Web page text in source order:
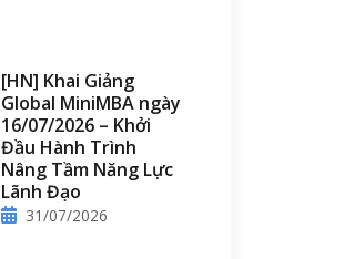
[HN] Khai Giảng
Global MiniMBA ngày
16/07/2026 – Khởi
Đầu Hành Trình
Nâng Tầm Năng Lực
Lãnh Đạo
31/07/2026